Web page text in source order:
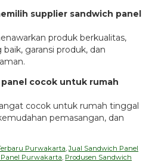
supplier sandwich panel
produk berkualitas,
garansi produk, dan
cocok untuk rumah
cocok untuk rumah tinggal
pemasangan, dan
Purwakarta,Jual Sandwich Panel
Purwakarta, Produsen Sandwich